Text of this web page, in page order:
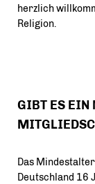
herzlich
Religion.
GIBT ES EIN
Das
Deutschland 16